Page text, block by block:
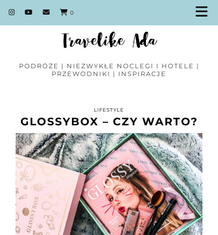
0
PODRÓŻE | NIEZWYKŁE NOCLEGI I HOTELE |
PRZEWODNIKI | INSPIRACJE
LIFESTYLE
GLOSSYBOX – CZY WARTO?